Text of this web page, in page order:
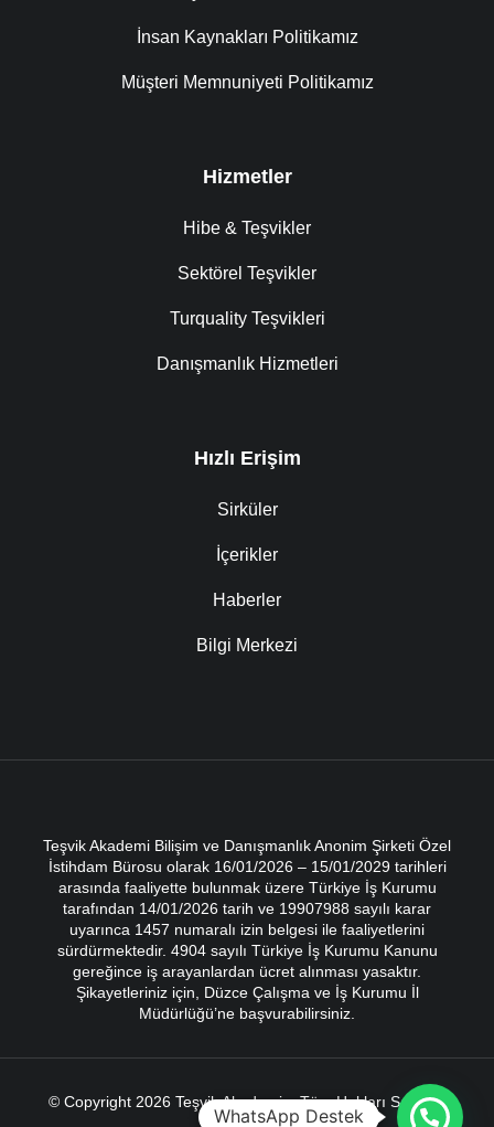
İnsan Kaynakları Politikamız
Müşteri Memnuniyeti Politikamız
Hizmetler
Hibe & Teşvikler
Sektörel Teşvikler
Turquality Teşvikleri
Danışmanlık Hizmetleri
Hızlı Erişim
Sirküler
İçerikler
Haberler
Bilgi Merkezi
Teşvik Akademi Bilişim ve Danışmanlık Anonim Şirketi Özel
İstihdam Bürosu olarak 16/01/2026 – 15/01/2029 tarihleri
arasında faaliyette bulunmak üzere Türkiye İş Kurumu
tarafından 14/01/2026 tarih ve 19907988 sayılı karar
uyarınca 1457 numaralı izin belgesi ile faaliyetlerini
sürdürmektedir. 4904 sayılı Türkiye İş Kurumu Kanunu
gereğince iş arayanlardan ücret alınması yasaktır.
Şikayetleriniz için, Düzce Çalışma ve İş Kurumu İl
Müdürlüğü’ne başvurabilirsiniz.
© Copyright 2026 Teşvik Akademi – Tüm Hakları Saklıdır.
WhatsApp Destek